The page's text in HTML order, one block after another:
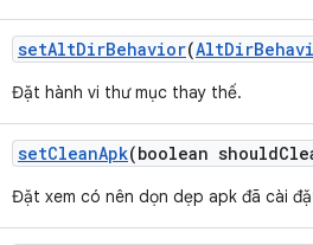
setAltDirBehavior(AltDir
Đặt hành vi thư mục thay thế.
setCleanApk(boolean should
Đặt xem có nên dọn dẹp apk đã cài